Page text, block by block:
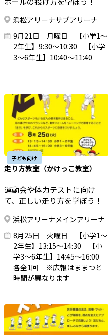
浜松アリーナサブアリーナ
9月21日 月曜日 【小学1～
2年生】9:30～10:30 【小学
3～6年生】10:40～11:40
子ども向け
走り方教室（かけっこ教室）
運動会や体力テストに向け
て、正しい走り方を学ぼう！
浜松アリーナメインアリーナ
8月25日 火曜日 【小学1～
2年生】13:15～14:30 【小
学3～6年生】14:45～16:00
各全1回 ※広報はままつと
時間が異なります